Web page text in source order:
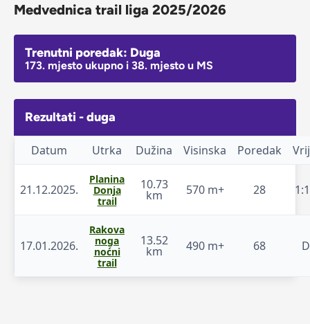
Medvednica trail liga 2025/2026
Trenutni poredak: Duga
173. mjesto ukupno i 38. mjesto u MS
Rezultati - duga
Datum Utrka Dužina Visinska Poredak
21.12.2025.
Planina
Donja
trail
10.73
km 570 m+ 28
17.01.2026.
Rakova
noga
noćni
trail
13.52
km 490 m+ 68